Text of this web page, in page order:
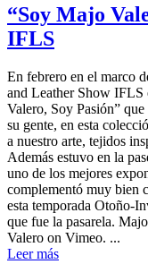
“Soy Majo
IFLS
En febrero en el marco
and Leather Show IFLS
Valero, Soy Pasión”
su gente, en esta
a nuestro arte, tejidos
Además estuvo en la
uno de los mejores
complementó muy bien
esta temporada Otoño-
que fue la pasarela.
Valero on Vimeo. ...
Leer más